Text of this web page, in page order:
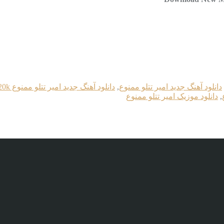
دانلود آهنگ جدید امیر تتلو ممنوع, دانلود آهنگ جدید امیر تتلو ممنوع 320k
, دانلود موزیک امیر تتلو ممنوع